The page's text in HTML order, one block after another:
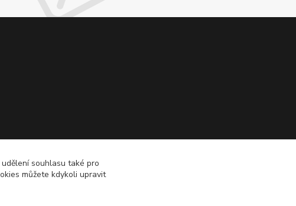
souhlasu také pro
můžete kdykoli upravit